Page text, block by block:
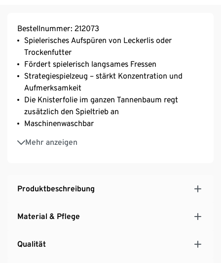
Bestellnummer: 212073
Spielerisches Aufspüren von Leckerlis oder
Trockenfutter
Fördert spielerisch langsames Fressen
Strategiespielzeug – stärkt Konzentration und
Aufmerksamkeit
Die Knisterfolie im ganzen Tannenbaum regt
zusätzlich den Spieltrieb an
Maschinenwaschbar
Mehr anzeigen
In weihnachtlichem Tannenbaum-Look
Produktbeschreibung
Material & Pflege
Qualität